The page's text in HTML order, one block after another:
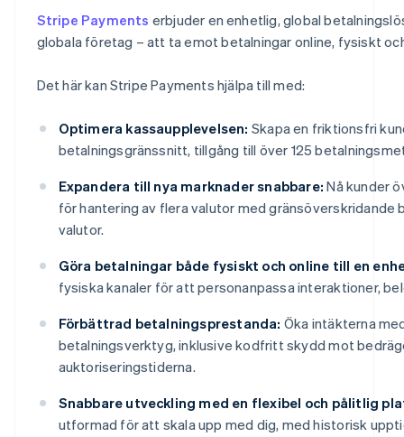
Stripe Payments erbjuder en enhetlig, global
globala företag – att ta emot betalningar online, fysiskt
Det här kan Stripe Payments hjälpa till med:
Optimera kassaupplevelsen: Skapa en friktionsfri
betalningsgränssnitt, tillgång till över 125
Expandera till nya marknader snabbare: Nå kunder
för hantering av flera valutor med gränsöverskridande
valutor.
Göra betalningar både fysiskt och online till en
fysiska kanaler för att personanpassa interaktioner,
Förbättrad betalningsprestanda: Öka intäkterna
betalningsverktyg, inklusive kodfritt skydd mot
auktoriseringstiderna.
Snabbare utveckling med en flexibel och pålitlig
utformad för att skala upp med dig, med historisk
Australien
English
Nederlands FrançaisDeutschEnglish
Brasilien
PortuguêsEnglish